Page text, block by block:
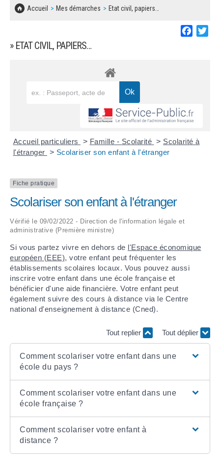
Accueil Mes démarches Etat civil, papiers…
» ETAT CIVIL, PAPIERS…
Accueil particuliers > Famille - Scolarité > Scolarité à
l'étranger > Scolariser son enfant à l'étranger
Fiche pratique
Scolariser son enfant à l'étranger
Vérifié le 09/02/2022 - Direction de l'information légale et
administrative (Première ministre)
Si vous partez vivre en dehors de l'Espace économique
européen (EEE), votre enfant peut fréquenter les
établissements scolaires locaux. Vous pouvez aussi
inscrire votre enfant dans une école française et
bénéficier d'une aide financière. Votre enfant peut
également suivre des cours à distance via le Centre
national d'enseignement à distance (Cned).
Tout replier Tout déplier
Comment scolariser votre enfant dans une
école du pays ?
Comment scolariser votre enfant dans une
école française ?
Comment scolariser votre enfant à
distance ?
CONCERTATIONS PUBLIQUES
SOLIDARITÉ, LOGEMENT
DECHETS
SIGNALEMENTS
BESOIN D'UNE AIDE ?
LES ASSOCIATIONS
MARCHÉS PUBLICS
REGLEMENT LOCAL DE PUBLICITÉ
DECLARATION DE DEMARCHAGE
DOSSIER DE DEMANDE DE SUBVENTION
FICHE D'ORGANISATION MANIFESTATION
DÉLIBÉRATIONS